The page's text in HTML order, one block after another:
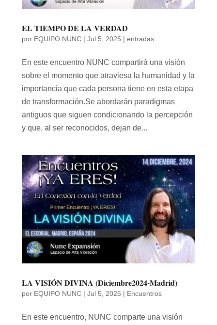
EL TIEMPO DE LA VERDAD
por EQUIPO NUNC| Jul 5, 2025 | entradas
En este encuentro NUNC compartirá una visión
sobre el momento que atraviesa la humanidad y la
importancia que cada persona tiene en esta etapa
de transformación.Se abordarán paradigmas
antiguos que siguen condicionando la percepción
y que, al ser reconocidos, dejan de...
LA VISIÓN DIVINA (Diciembre2024-Madrid)
por EQUIPO NUNC| Jul 5, 2025 | Encuentros
En este encuentro, NUNC comparte una visión